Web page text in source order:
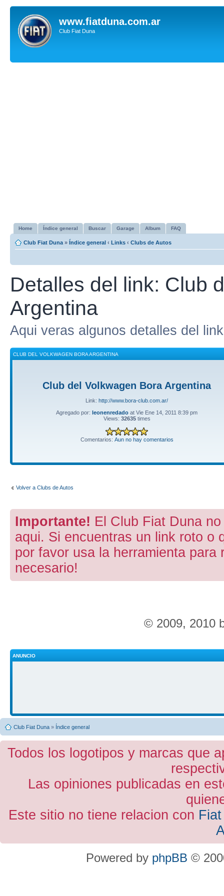
www.fiatduna.com.ar
Club Fiat Duna
Home Índice general Buscar Garage Album FAQ
Club Fiat Duna » Índice general ‹ Links ‹ Clubs de Autos
Detalles del link: Club
Argentina
Aqui veras algunos detalles del
CLUB DEL VOLKWAGEN BORA ARGENTINA
Club del Volkwagen Bora Argentina
Link:http://www.bora-club.com.ar/
Agregado por:leonenredado at Vie Ene 14, 2011 8:39 pm
Views: 32635times
Comentarios: Aun no hay comentarios
Volver a Clubs de Autos
Importante! El Club Fiat Duna
aqui. Si encuentras un link roto o
por favor usa la herramienta
necesario!
© 2009, 2010
ANUNCIO
Club Fiat Duna » Índice general
Todos los logotipos y marcas que
Las opiniones publicadas en
Este sitio no tiene relacion con
Powered by phpBB ©